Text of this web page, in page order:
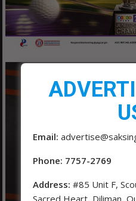
Email:
Phone: 7757-2769
Address: #85 Unit F,
Sacred Heart, Diliman,